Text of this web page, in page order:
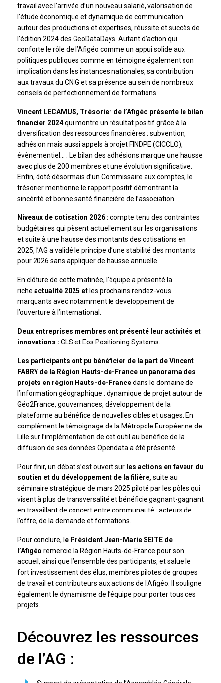
travail avec l’arrivée d’un nouveau salarié, valorisation de
l’étude économique et dynamique de communication
autour des productions et expertises, réussite et succès de
l’édition 2024 des GeoDataDays. Autant d’action qui
conforte le rôle de l’Afigéo comme un appui solide aux
politiques publiques comme en témoigne également son
implication dans les instances nationales, sa contribution
aux travaux du CNIG et sa présence au sein de nombreux
conseils de perfectionnement de formations.
Vincent LECAMUS, Trésorier de l’Afigéo présente le bilan
financier 2024qui montre un résultat positif grâce à la
diversification des ressources financières : subvention,
adhésion mais aussi appels à projet FINDPE (CICCLO),
évènementiel… . Le bilan des adhésions marque une hausse
avec plus de 200 membres et une évolution significative.
Enfin, doté désormais d’un Commissaire aux comptes, le
trésorier mentionne le rapport positif démontrant la
sincérité et bonne santé financière de l’association.
Niveaux de cotisation 2026 : compte tenu des contraintes
budgétaires qui pèsent actuellement sur les organisations
et suite à une hausse des montants des cotisations en
2025, l’AG a validé le principe d’une stabilité des montants
pour 2026 sans appliquer de hausse annuelle.
En clôture de cette matinée, l’équipe a présenté la
riche actualité 2025 et les prochains rendez-vous
marquants avec notamment le développement de
l’ouverture à l’international.
Deux entreprises membres ont présenté leur activités et
innovations : CLS et Eos Positioning Systems.
Les participants ont pu bénéficier de la part de Vincent
FABRY de la Région Hauts-de-France un panorama des
projets en région Hauts-de-Francedans le domaine de
l’information géographique : dynamique de projet autour de
Géo2France, gouvernances, développement de la
plateforme au bénéfice de nouvelles cibles et usages. En
complément le témoignage de la Métropole Européenne de
Lille sur l’implémentation de cet outil au bénéfice de la
diffusion de ses données Opendata a été présenté.
Pour finir, un débat s’est ouvert surles actions en faveur du
soutien et du développement de la filière, suite au
séminaire stratégique de mars 2025 piloté par les pôles qui
visent à plus de transversalité et bénéficie gagnant-gagnant
en travaillant de concert entre communauté : acteurs de
l’offre, de la demande et formations.
Pour conclure, l e Président Jean-Marie SEITE de
l’Afigéo remercie la Région Hauts-de-France pour son
accueil, ainsi que l’ensemble des participants, et salue le
fort investissement des élus, membres pilotes de groupes
de travail et contributeurs aux actions de l’Afigéo. Il souligne
également le dynamisme de l’équipe pour porter tous ces
projets.
Découvrez les ressources
de l’AG :